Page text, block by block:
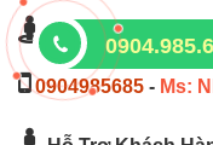
Hỗ Trợ Khách
0904985685 - Ms: